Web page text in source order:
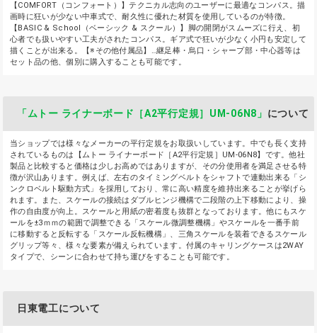
【COMFORT（コンフォート）】テクニカル志向のユーザーに最適なコンパス。描
画時に狂いが少ない中車式で、耐久性に優れた材質を使用しているのが特徴。
【BASIC & School（ベーシック & スクール）】脚の開閉がスムーズに行え、初
心者でも扱いやすい工夫がされたコンパス。ギア式で狂いが少なく小円も安定して
描くことが出来る。【※その他付属品】…継足棒・烏口・シャープ部・中心器等は
セット品の他、個別に購入することも可能です。
「ムトー ライナーボード［A2平行定規］UM-06N8」 について
当ショップでは様々なメーカーの平行定規をお取扱いしています。中でも長く支持
されているものは【ムトー ライナーボード［A2平行定規］UM-06N8】です。他社
製品と比較すると価格は少しお高めではありますが、その分使用者を満足させる特
徴が沢山あります。例えば、左右のタイミングベルトをシャフトで連動出来る「シ
ンクロベルト駆動方式」を採用しており、常に高い精度を維持出来ることが挙げら
れます。また、スケールの接続はダブルヒンジ機構で二段階の上下移動により、操
作の自由度が向上。スケールと用紙の密着度も抜群となっております。他にもスケ
ールを±3ｍｍの範囲で調整できる「スケール微調整機構」やスケールを一番手前
に移動すると反転する「スケール反転機構」、三角スケールを装着できるスケール
グリップ等々、様々な要素が備えられています。付属のキャリングケースは2WAY
タイプで、シーンに合わせて持ち運びをすることも可能です。
日東電工について